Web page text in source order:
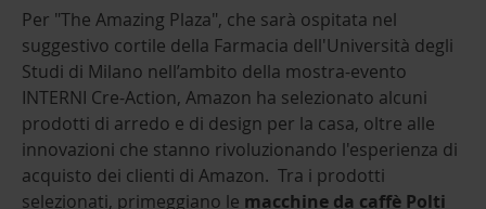
Per "The Amazing Plaza", che sarà ospitata nel
suggestivo cortile della Farmacia dell'Università degli
Studi di Milano nell’ambito della mostra-evento
INTERNI Cre-Action, Amazon ha selezionato alcuni
prodotti di arredo e di design per la casa, oltre alle
innovazioni che stanno rivoluzionando l'esperienza di
acquisto dei clienti di Amazon. Tra i prodotti
selezionati, primeggiano le macchine da caffè Polti